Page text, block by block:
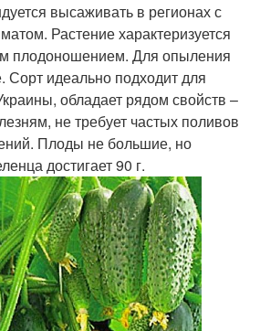
высаживать в регионах с
Растение характеризуется
плодоношением. Для опыления
идеально подходит для
обладает рядом свойств –
не требует частых поливов
Плоды не большие, но
достигает 90 г.